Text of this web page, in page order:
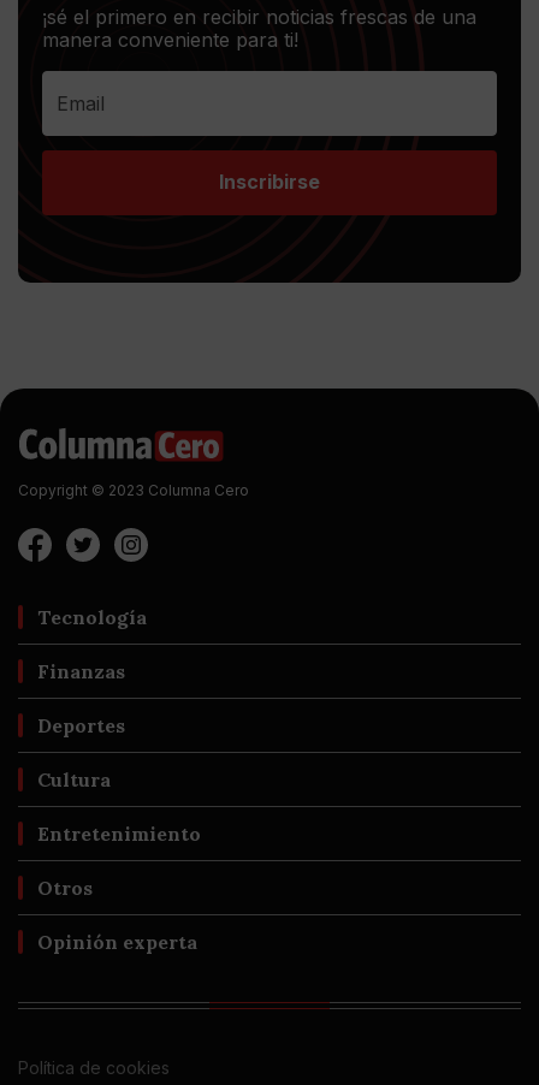
¡sé el primero en recibir noticias frescas de una
manera conveniente para ti!
Inscribirse
Copyright © 2023 Columna Cero
Tecnología
Finanzas
Deportes
Cultura
Entretenimiento
Otros
Opinión experta
Política de cookies